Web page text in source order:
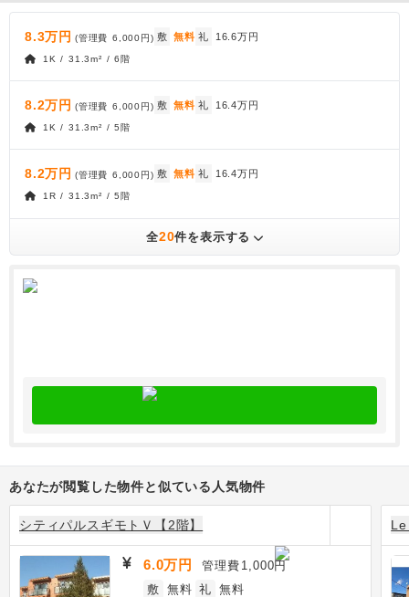
8.3万円 (管理費 6,000円) 敷 無料 礼 16.6万円
1K / 31.3m² / 6階
8.2万円 (管理費 6,000円) 敷 無料 礼 16.4万円
1K / 31.3m² / 5階
8.2万円 (管理費 6,000円) 敷 無料 礼 16.4万円
1R / 31.3m² / 5階
全20件を表示する
あなたが閲覧した物件と似ている人気物件
シティパルスギモトＶ【2階】
6.0万円 管理費 1,000円
敷 無料 礼 無料